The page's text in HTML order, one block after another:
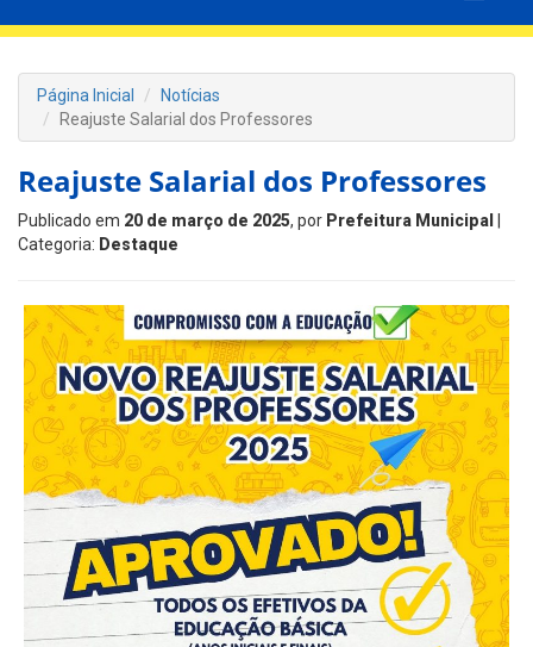
Página Inicial
Notícias
Reajuste Salarial dos Professores
Reajuste Salarial dos Professores
Publicado em 20 de março de 2025, por Prefeitura Municipal
Categoria: Destaque